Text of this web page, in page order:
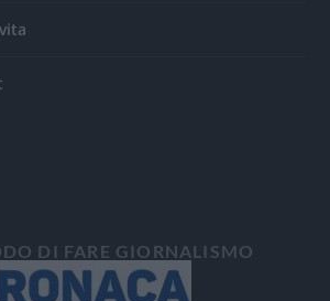
DI FARE GIORNALISMO